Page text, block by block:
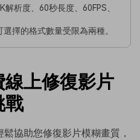
析度、60秒長度、60FPS、
擇的格式數量受限為兩種。
上修復影片
戰
協助您修復影片模糊畫質，